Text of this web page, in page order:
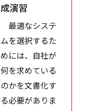
成演習
最適なシステ
ムを選択するた
めには、自社が
何を求めている
のかを文書化す
る必要がありま